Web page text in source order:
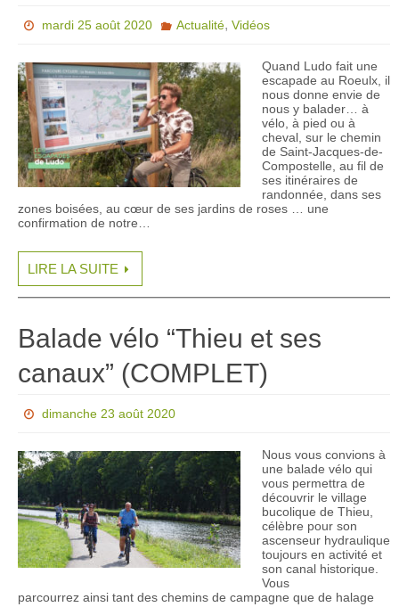
mardi 25 août 2020 Actualité, Vidéos
Quand Ludo fait une
escapade au Roeulx, il
nous donne envie de
nous y balader… à
vélo, à pied ou à
cheval, sur le chemin
de Saint-Jacques-de-
Compostelle, au fil de
ses itinéraires de
randonnée, dans ses
zones boisées, au cœur de ses jardins de roses … une
confirmation de notre…
LIRE LA SUITE
Balade vélo “Thieu et ses
canaux” (COMPLET)
dimanche 23 août 2020
Nous vous convions à
une balade vélo qui
vous permettra de
découvrir le village
bucolique de Thieu,
célèbre pour son
ascenseur hydraulique
toujours en activité et
son canal historique.
Vous
parcourrez ainsi tant des chemins de campagne que de halage